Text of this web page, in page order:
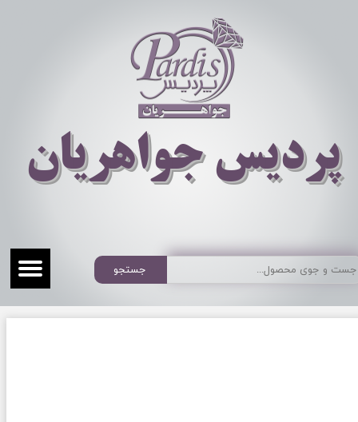
​​​​پردیس جواهریان
جستجو